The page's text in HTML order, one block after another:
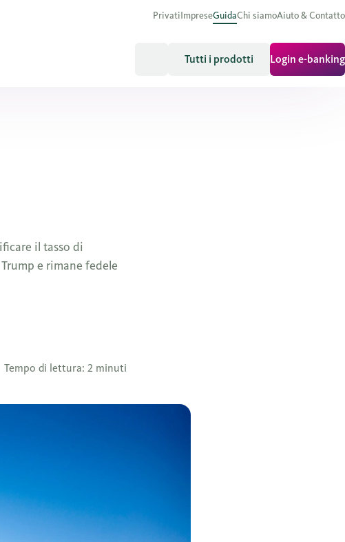
PrivatiImpreseGuidaChi siamoAiuto & Contatto
Tutti i prodotti Login e-banking
il tasso di
e rimane fedele
Tempo di lettura: 2 minuti